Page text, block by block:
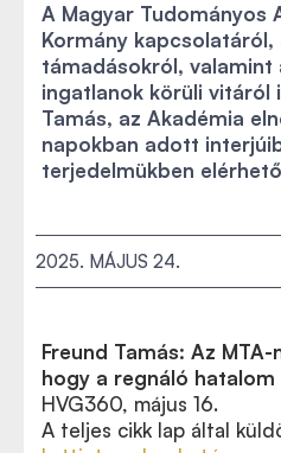
A Magyar Tudományos
Kormány kapcsolatáról,
támadásokról, valamint
ingatlanok körüli vitáról
Tamás, az Akadémia
napokban adott
terjedelmükben
2025. MÁJUS 24.
Freund Tamás: Az MTA-
hogy a regnáló
HVG360, május 16.
A teljes cikk lap által k